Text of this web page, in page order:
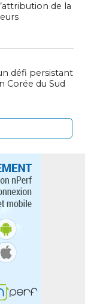
de la
défi persistant
Corée du Sud